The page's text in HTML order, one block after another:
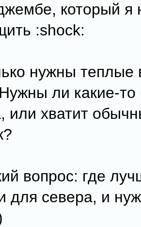
который я
:shock:
нужны теплые
ли какие-то
или хватит
вопрос: где
для севера, и